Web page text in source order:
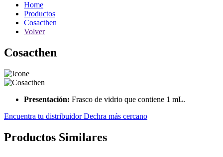
Home
Productos
Cosacthen
Volver
Cosacthen
Presentación: Frasco de vidrio que contiene 1 mL.
Encuentra tu distribuidor Dechra más cercano
Productos Similares